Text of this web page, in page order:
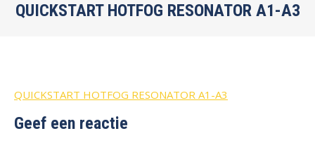
QUICKSTART HOTFOG RESONATOR A1-A3
QUICKSTART HOTFOG RESONATOR A1-A3
Geef een reactie